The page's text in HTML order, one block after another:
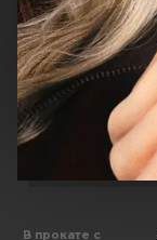
В прокате с